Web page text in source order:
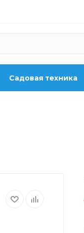
Садовая техника